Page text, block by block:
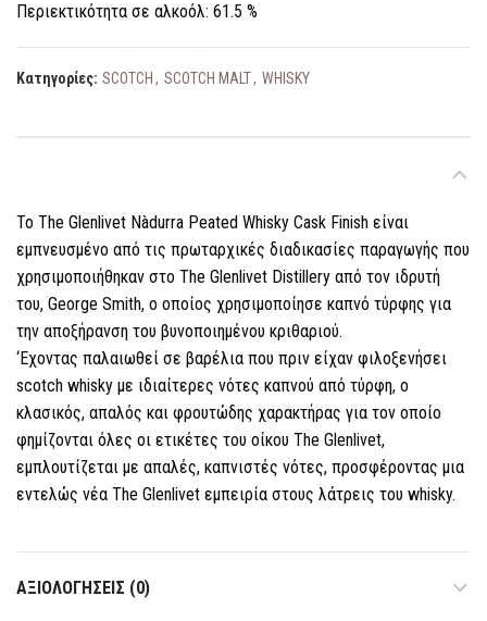
Περιεκτικότητα σε αλκοόλ: 61.5 %
Κατηγορίες: SCOTCH , SCOTCH MALT, WHISKY
Το The Glenlivet Nàdurra Peated Whisky Cask Finish είναι
εμπνευσμένο από τις πρωταρχικές διαδικασίες παραγωγής που
χρησιμοποιήθηκαν στο The Glenlivet Distillery από τον ιδρυτή
του, George Smith, ο οποίος χρησιμοποίησε καπνό τύρφης για
την αποξήρανση του βυνοποιημένου κριθαριού.
‘Εχοντας παλαιωθεί σε βαρέλια που πριν είχαν φιλοξενήσει
scotch whisky με ιδιαίτερες νότες καπνού από τύρφη, ο
κλασικός, απαλός και φρουτώδης χαρακτήρας για τον οποίο
φημίζονται όλες οι ετικέτες του οίκου The Glenlivet,
εμπλουτίζεται με απαλές, καπνιστές νότες, προσφέροντας μια
εντελώς νέα The Glenlivet εμπειρία στους λάτρεις του whisky.
ΑΞΙΟΛΟΓΉΣΕΙΣ (0)